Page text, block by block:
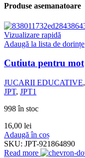
Produse asemanatoare
Vizualizare rapidă
Adaugă la lista de dorințe
Cutiuta pentru mot
JUCARII EDUCATIVE,
JPT, JPT1
998 în stoc
16,00 lei
Adaugă în coș
SKU: JPT-921864890
Read more